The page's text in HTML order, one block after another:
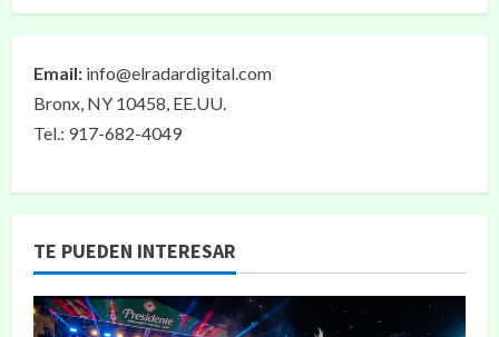
Email: info@elradardigital.com
Bronx, NY 10458, EE.UU.
Tel.: 917-682-4049
TE PUEDEN INTERESAR